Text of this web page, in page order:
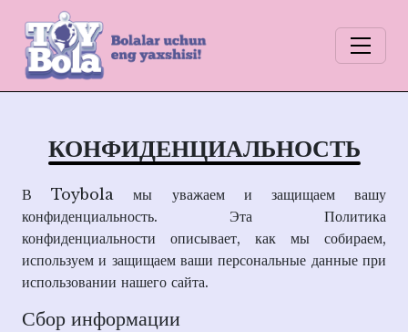
КОНФИДЕНЦИАЛЬНОСТЬ
В Toybola мы уважаем и защищаем вашу
конфиденциальность. Эта Политика
конфиденциальности описывает, как мы собираем,
используем и защищаем ваши персональные данные при
использовании нашего сайта.
Сбор информации